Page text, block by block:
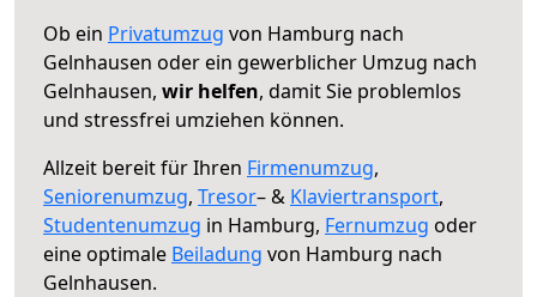
Ob ein Privatumzug von Hamburg nach
Gelnhausen oder ein gewerblicher Umzug nach
Gelnhausen, wir helfen, damit Sie problemlos
und stressfrei umziehen können.
Allzeit bereit für Ihren Firmenumzug,
Seniorenumzug, Tresor– & Klaviertransport,
Studentenumzug in Hamburg, Fernumzug oder
eine optimale Beiladung von Hamburg nach
Gelnhausen.